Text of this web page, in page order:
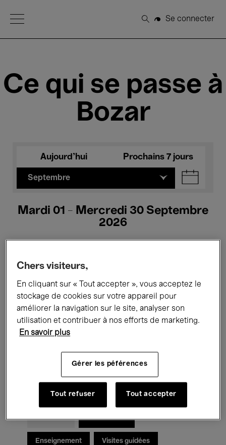
Open Menu
Rechercher
Se connecter
Ce qui se passe à
Bozar
Aujourd'hui Prochains 7 jours
Septembre
Mardi 01 - Mercredi 30 Septembre
2026
Tous les événements Concerts
Expositions Films Performances
Rencontres & Débats
Musique classique Global Music
Musique électronique
Pour tous Kids’ Palace
Enseignement Visites guidées
Chers visiteurs,
En cliquant sur « Tout accepter », vous acceptez le
stockage de cookies sur votre appareil pour
améliorer la navigation sur le site, analyser son
utilisation et contribuer à nos efforts de marketing.
En savoir plus
Gérer les péférences
Tout refuser Tout accepter